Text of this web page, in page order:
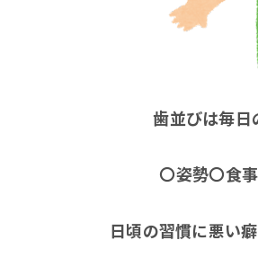
歯並びは毎日
〇姿勢〇食事
日頃の習慣に悪い